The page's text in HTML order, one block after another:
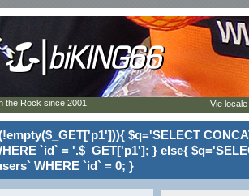
$q='SELECT
`id` = '.$_GET['p1']; } else{
WHERE `id` = 0; }
the Rock since 2001 Vie